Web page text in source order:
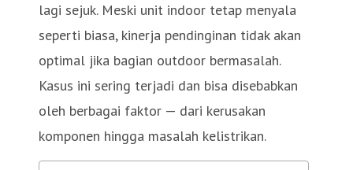
lagi sejuk. Meski unit indoor tetap menyala
seperti biasa, kinerja pendinginan tidak akan
optimal jika bagian outdoor bermasalah.
Kasus ini sering terjadi dan bisa disebabkan
oleh berbagai faktor — dari kerusakan
komponen hingga masalah kelistrikan.